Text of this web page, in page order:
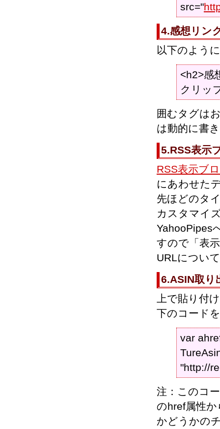
src="
4.感想リン
以下のよう
<h2>感
クリッ
囲むタグは
は動的に書
5.RSS表示
RSS表示ブ
にあわせた
先ほどのタ
カスタマイ
YahooPipes
すので「表
URLについ
6.ASIN取り
上で貼り付
下のコード
var
"http://
注：このコ
のhref属性
かどうかの